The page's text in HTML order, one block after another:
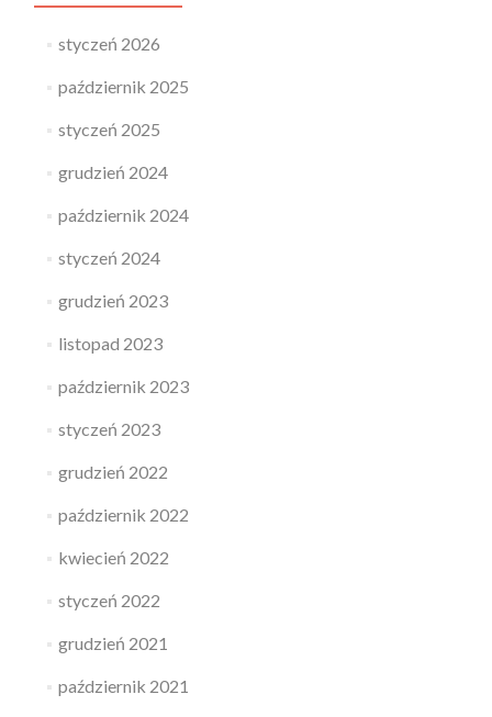
styczeń 2026
październik 2025
styczeń 2025
grudzień 2024
październik 2024
styczeń 2024
grudzień 2023
listopad 2023
październik 2023
styczeń 2023
grudzień 2022
październik 2022
kwiecień 2022
styczeń 2022
grudzień 2021
październik 2021